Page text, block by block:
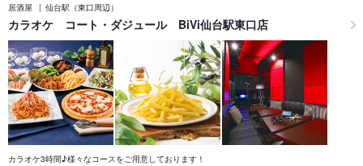
居酒屋 仙台駅（東口周辺）
カラオケ コート・ダジュール BiVi仙台駅東口店
カラオケ3時間♪様々なコースをご用意しております！